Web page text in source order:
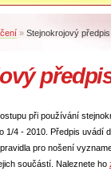
» Stejnokrojový předpis
při používání
1/4 - 2010. Předpis uvádí
pro nošení
součástí. Naleznete ho